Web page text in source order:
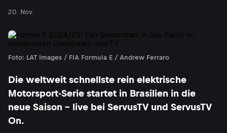
20. Nov.
Foto: LAT Images / FIA Formula E / Andrew Ferraro
Die weltweit schnellste rein elektrische
Motorsport-Serie startet in Brasilien in die
neue Saison - live bei ServusTV und ServusTV
On.